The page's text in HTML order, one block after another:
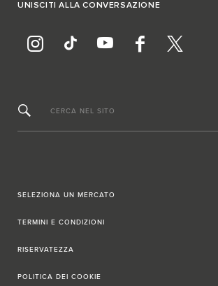
UNISCITI ALLA CONVERSAZIONE
CERCA NEL SITO
SELEZIONA UN MERCATO
TERMINI E CONDIZIONI
RISERVATEZZA
POLITICA DEI COOKIE